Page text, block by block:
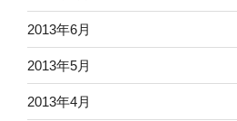
2013年6月
2013年5月
2013年4月